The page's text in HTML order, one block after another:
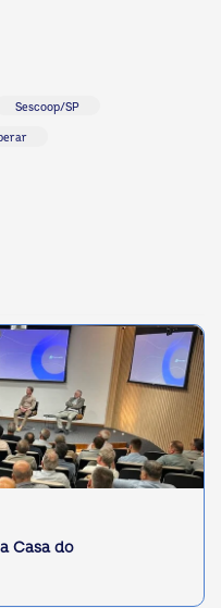
Sescoop/SP
Casa do